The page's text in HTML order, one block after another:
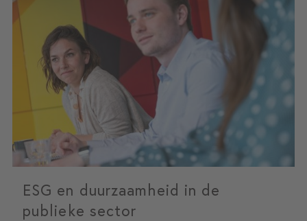
ESG en duurzaamheid in de
publieke sector